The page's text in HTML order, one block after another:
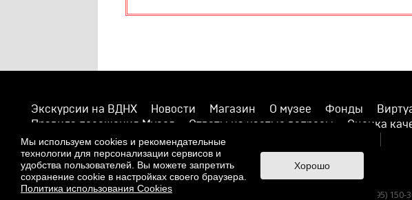
Экскурсии на ВДНХ Новости Магазин О музее Фонды
Правила посещения Музея
Ответы на частые вопросы
Оценка
Противодействие терроризму и экстремизму
© 2026 Музей кино
При поддержке Министерства культуры РФ
Адрес: Москва, 129223, проспект Мира, 119, павильон № 36 Тел.: +7 (495) 150-
Мы используем cookies и рекомендательные
технологии для персонализации сервисов и
удобства пользователей. Вы можете запретить
сохранение cookie в настройках своего браузера.
Политика использования Cookies
Хорошо